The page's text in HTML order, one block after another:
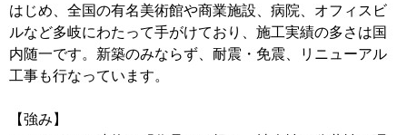
はじめ、全国の有名美術館や商業施設、病院、オフィスビ
ルなど多岐にわたって手がけており、施工実績の多さは国
内随一です。新築のみならず、耐震・免震、リニューアル
工事も行なっています。
【強み】